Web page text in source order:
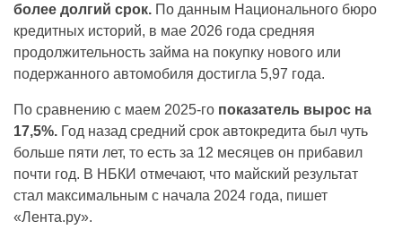
более долгий срок. По данным Национального бюро
кредитных историй, в мае 2026 года средняя
продолжительность займа на покупку нового или
подержанного автомобиля достигла 5,97 года.
По сравнению с маем 2025-го показатель вырос на
17,5%. Год назад средний срок автокредита был чуть
больше пяти лет, то есть за 12 месяцев он прибавил
почти год. В НБКИ отмечают, что майский результат
стал максимальным с начала 2024 года, пишет
«Лента.ру».